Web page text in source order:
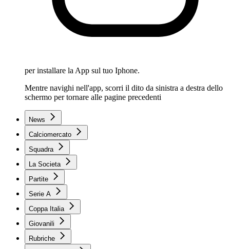
per installare la App sul tuo Iphone.
Mentre navighi nell'app, scorri il dito da sinistra a destra dello
schermo per tornare alle pagine precedenti
News
Calciomercato
Squadra
La Societa
Partite
Serie A
Coppa Italia
Giovanili
Rubriche